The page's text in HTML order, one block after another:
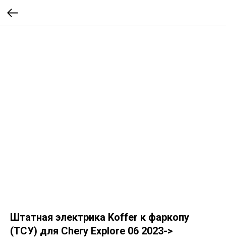
Штатная электрика Koffer к фаркопу
(ТСУ) для Chery Explore 06 2023->